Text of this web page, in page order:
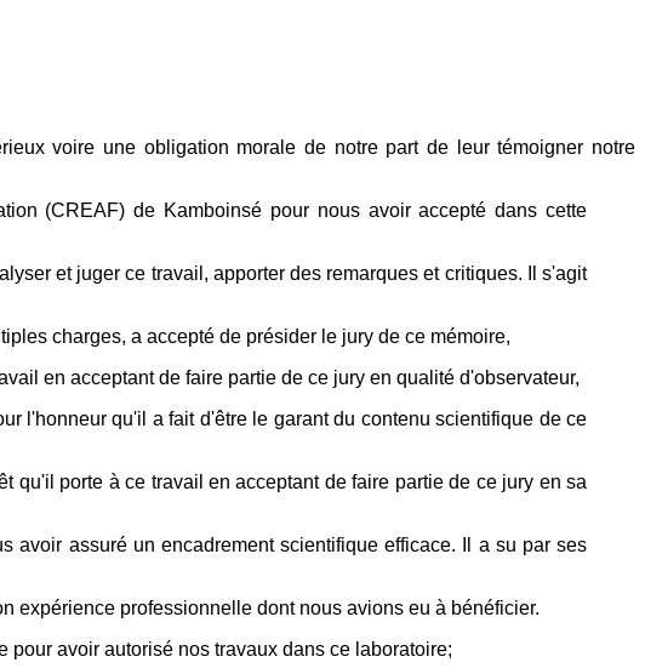
voire une obligation morale de notre part de leur témoigner notre
(CREAF) de Kamboinsé pour nous avoir accepté dans cette
et juger ce travail, apporter des remarques et critiques. Il s'agit
charges, a accepté de présider le jury de ce mémoire,
en acceptant de faire partie de ce jury en qualité d'observateur,
l'honneur qu'il a fait d'être le garant du contenu scientifique de ce
qu'il porte à ce travail en acceptant de faire partie de ce jury en sa
avoir assuré un encadrement scientifique efficace. Il a su par ses
expérience professionnelle dont nous avions eu à bénéficier.
avoir autorisé nos travaux dans ce laboratoire;